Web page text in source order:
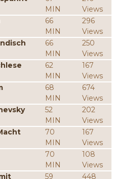
MIN
Views
66
MIN
296
Views
66
MIN
250
Views
62
MIN
167
Views
68
MIN
674
Views
52
MIN
202
Views
70
MIN
167
Views
70
MIN
108
Views
59 448